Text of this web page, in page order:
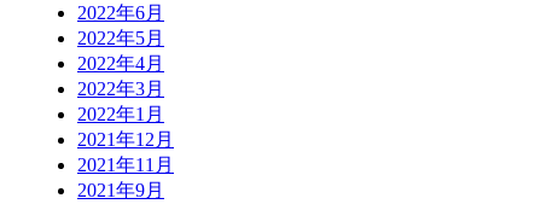
2022年6月
2022年5月
2022年4月
2022年3月
2022年1月
2021年12月
2021年11月
2021年9月